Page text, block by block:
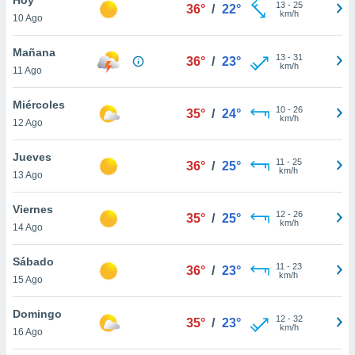
y
en
más
de
cookies
10 Ago
36° / 22° 13- 25
km/h
Mañana
11 Ago
36° / 23° 13- 31
km/h
Miércoles
12 Ago
35° / 24° 10- 26
km/h
Jueves
13 Ago
36° / 25° 11 - 25
km/h
Viernes
14 Ago
35° / 25° 12- 26
km/h
Sábado
15 Ago
36° / 23° 11 - 23
km/h
Domingo
16 Ago
35° / 23° 12- 32
km/h